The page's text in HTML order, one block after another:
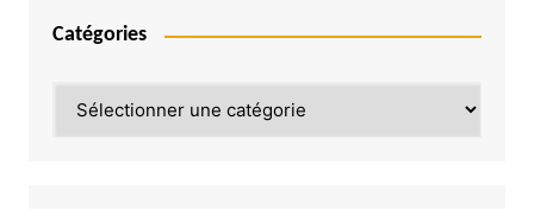
Catégories